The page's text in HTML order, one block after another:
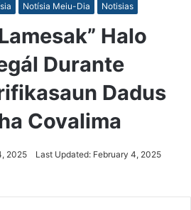
Notísia Meiu-Dia Notisias
Halo
Durante
Dadus
Covalima
2025 Last Updated: February 4, 2025